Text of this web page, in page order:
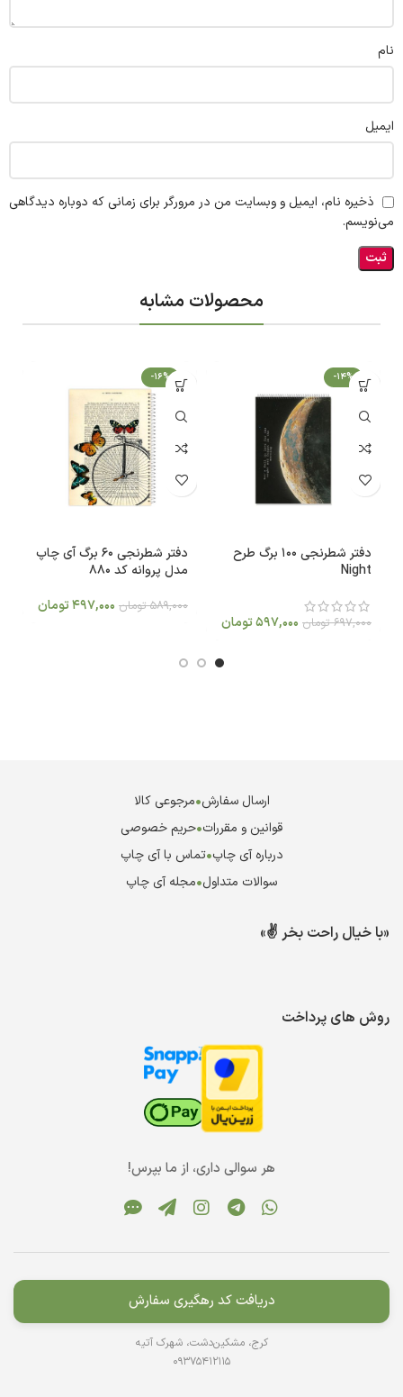
نام
ایمیل
ذخیره نام، ایمیل و وبسایت من در مرورگر برای زمانی که دوباره دیدگاهی
می‌نویسم.
محصولات مشابه
-14%
دفتر شطرنجی 100 برگ طرح
Night
697,000 تومان 597,000تومان
-16%
دفتر شطرنجی 60 برگ آی چاپ
مدل پروانه کد 880
589,000 تومان 497,000تومان
ارسال سفارش•مرجوعی کالا
قوانین و مقررات•حریم خصوصی
درباره آی چاپ•تماس با آی چاپ
سوالات متداول•مجله آی چاپ
«با خیال راحت بخر ✌️»
روش های پرداخت
هر سوالی داری، از ما بپرس!
دریافت کد رهگیری سفارش
کرج، مشکین‌دشت، شهرک آتیه
09375412115